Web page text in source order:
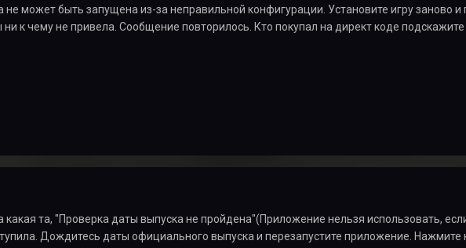
не может быть запущена из-за неправильной конфигурации. Установите игру заново и
ни к чему не привела. Сообщение повторилось. Кто покупал на директ коде
та, "Проверка даты выпуска не пройдена"(Приложение нельзя использовать,
Дождитесь даты официального выпуска и перезапустите приложение.